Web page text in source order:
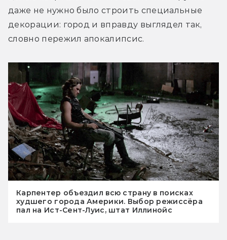
даже не нужно было строить специальные
декорации: город и вправду выглядел так,
словно пережил апокалипсис.
Карпентер объездил всю страну в поисках
худшего города Америки. Выбор режиссёра
пал на Ист-Сент-Луис, штат Иллинойс